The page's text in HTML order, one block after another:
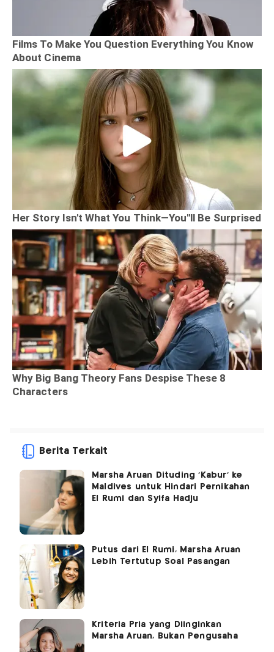
Berita Terkait
Marsha Aruan Dituding 'Kabur' ke
Maldives untuk Hindari Pernikahan
El Rumi dan Syifa Hadju
Putus dari El Rumi, Marsha Aruan
Lebih Tertutup Soal Pasangan
Kriteria Pria yang Diinginkan
Marsha Aruan, Bukan Pengusaha